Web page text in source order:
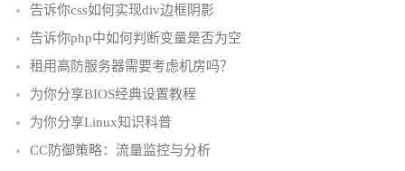
告诉你css如何实现div边框阴影
告诉你php中如何判断变量是否为空
租用高防服务器需要考虑机房吗？
为你分享BIOS经典设置教程
为你分享Linux知识科普
CC防御策略：流量监控与分析